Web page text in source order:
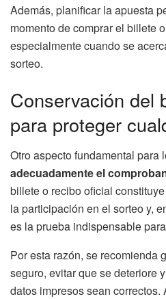
Además, planificar la apuesta
momento de comprar el billete
especialmente cuando se
sorteo.
Conservación del
para proteger
Otro aspecto fundamental para
adecuadamente el
billete o recibo oficial
la participación en el sorteo y,
es la prueba indispensable
Por esta razón, se recomienda
seguro, evitar que se deteriore
datos impresos sean